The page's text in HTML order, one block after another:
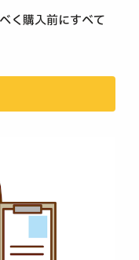
く購入前にすべて